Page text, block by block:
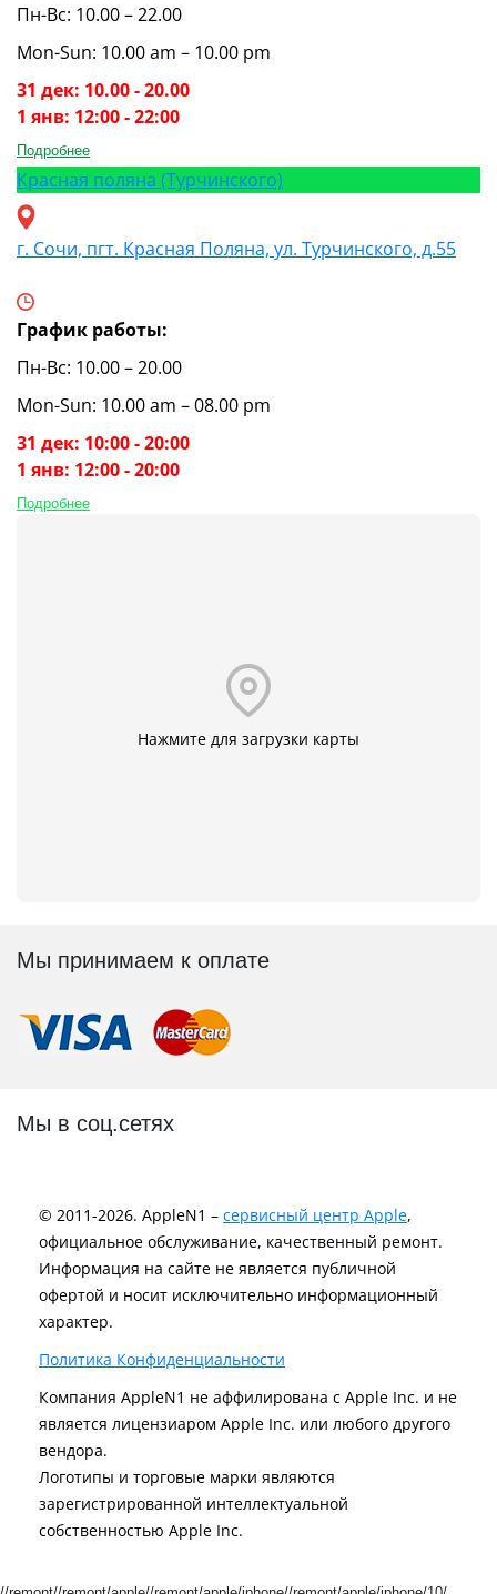
Пн-Вс: 10.00 – 22.00
Mon-Sun: 10.00 am – 10.00 pm
31 дек: 10.00 - 20.00
1 янв: 12:00 - 22:00
Подробнее
Красная поляна (Турчинского)
г. Сочи, пгт. Красная Поляна, ул. Турчинского, д.55
График работы:
Пн-Вс: 10.00 – 20.00
Mon-Sun: 10.00 am – 08.00 pm
31 дек: 10:00 - 20:00
1 янв: 12:00 - 20:00
Подробнее
Нажмите для загрузки карты
Мы принимаем к оплате
Мы в соц.сетях
© 2011-2026. AppleN1 – сервисный центр Apple,
официальное обслуживание, качественный ремонт.
Информация на сайте не является публичной
офертой и носит исключительно информационный
характер.
Политика Конфиденциальности
Компания AppleN1 не аффилирована c Apple Inc. и не
является лицензиаром Apple Inc. или любого другого
вендора.
Логотипы и торговые марки являются
зарегистрированной интеллектуальной
собственностью Apple Inc.